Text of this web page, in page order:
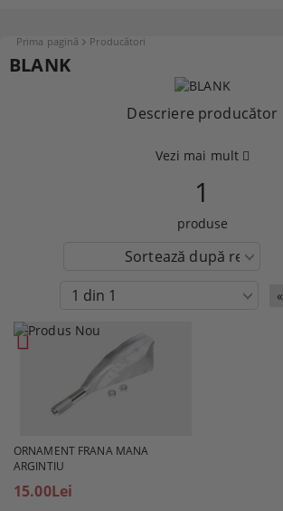
Prima pagină Producători
BLANK
Descriere producător
Vezi mai mult
1
produse
«
ORNAMENT FRANA MANA
ARGINTIU
15.00Lei